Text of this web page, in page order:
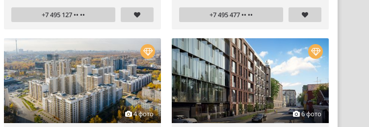
+7 495 127 •• •• +7 495 477 •• ••
4 фото 6 фото